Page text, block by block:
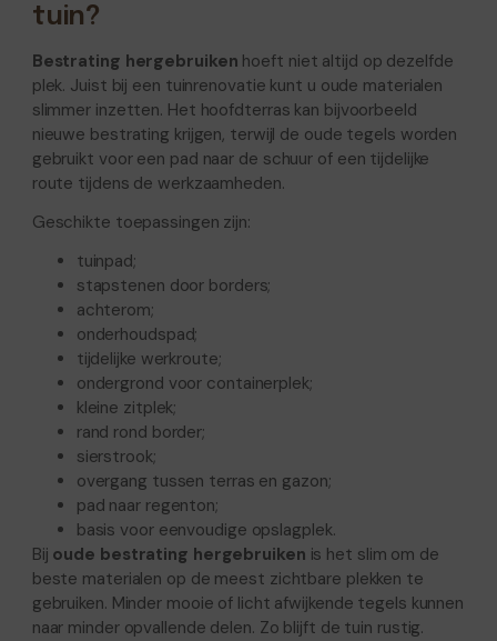
tuin?
Bestrating hergebruiken hoeft niet altijd op dezelfde
plek. Juist bij een tuinrenovatie kunt u oude materialen
slimmer inzetten. Het hoofdterras kan bijvoorbeeld
nieuwe bestrating krijgen, terwijl de oude tegels worden
gebruikt voor een pad naar de schuur of een tijdelijke
route tijdens de werkzaamheden.
Geschikte toepassingen zijn:
tuinpad;
stapstenen door borders;
achterom;
onderhoudspad;
tijdelijke werkroute;
ondergrond voor containerplek;
kleine zitplek;
rand rond border;
sierstrook;
overgang tussen terras en gazon;
pad naar regenton;
basis voor eenvoudige opslagplek.
Bij oude bestrating hergebruiken is het slim om de
beste materialen op de meest zichtbare plekken te
gebruiken. Minder mooie of licht afwijkende tegels kunnen
naar minder opvallende delen. Zo blijft de tuin rustig.